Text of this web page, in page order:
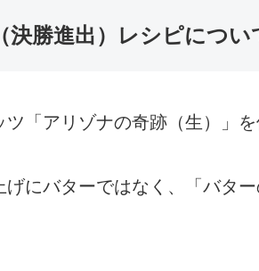
決勝進出）レシピについ
「アリゾナの奇跡（生）」を
げにバターではなく、「バタ